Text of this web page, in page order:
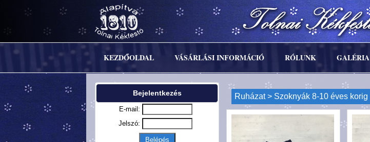
KEZDŐOLDAL VÁSÁRLÁSI INFORMÁCIÓ RÓLUNK GALÉRIA
Bejelentkezés
E-mail:
Jelszó:
Ruházat> Szoknyák 8-10 éves korig